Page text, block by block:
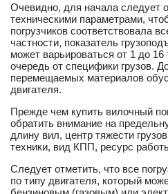
Очевидно, для начала следует
техническими параметрами,
погрузчиков соответствовала
частности, показатель
может варьироваться от 1 до
очередь от специфики грузов.
перемещаемых материалов
двигателя.
Прежде чем купить вилочный
обратить внимание на
длину вил, центр тяжести
техники, вид КПП, ресурс
Следует отметить, что все
по типу двигателя, который